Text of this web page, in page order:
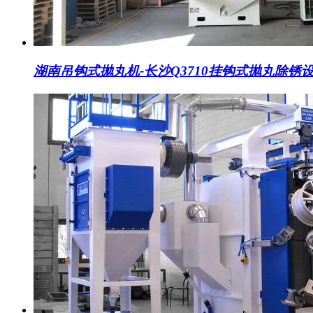
湖南吊钩式抛丸机-长沙Q3710挂钩式抛丸除锈